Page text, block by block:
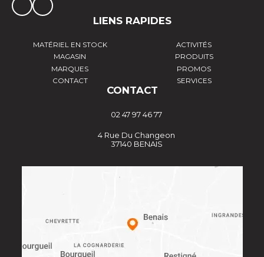
LIENS RAPIDES
MATÉRIEL EN STOCK
ACTIVITÉS
MAGASIN
PRODUITS
MARQUES
PROMOS
CONTACT
SERVICES
CONTACT
02 47 97 46 77
4 Rue Du Changeon
37140 BENAIS